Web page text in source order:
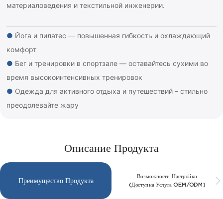
материаловедения и текстильной инженерии.
● Йога и пилатес — повышенная гибкость и охлаждающий
комфорт
● Бег и тренировки в спортзале — оставайтесь сухими во
время высокоинтенсивных тренировок
● Одежда для активного отдыха и путешествий – стильно
преодолевайте жару
Описание Продукта
Преимущество Продукта
Возможности Настройки
(доступна Услуга OEM/ODM)